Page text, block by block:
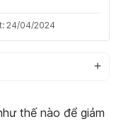
24/04/2024
thế nào để giảm